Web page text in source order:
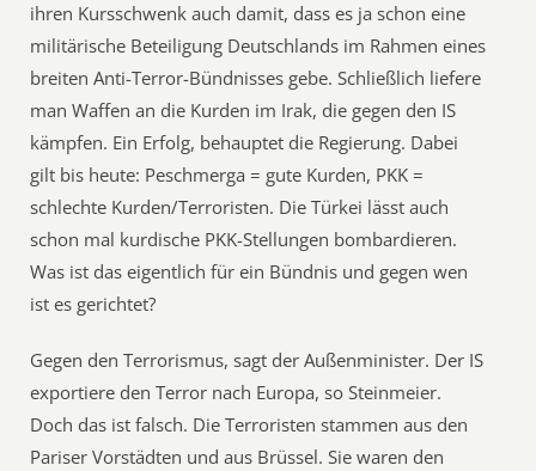
ihren Kursschwenk auch damit, dass es ja schon eine
militärische Beteiligung Deutschlands im Rahmen eines
breiten Anti-Terror-Bündnisses gebe. Schließlich liefere
man Waffen an die Kurden im Irak, die gegen den IS
kämpfen. Ein Erfolg, behauptet die Regierung. Dabei
gilt bis heute: Peschmerga = gute Kurden, PKK =
schlechte Kurden/Terroristen. Die Türkei lässt auch
schon mal kurdische PKK-Stellungen bombardieren.
Was ist das eigentlich für ein Bündnis und gegen wen
ist es gerichtet?
Gegen den Terrorismus, sagt der Außenminister. Der IS
exportiere den Terror nach Europa, so Steinmeier.
Doch das ist falsch. Die Terroristen stammen aus den
Pariser Vorstädten und aus Brüssel. Sie waren den